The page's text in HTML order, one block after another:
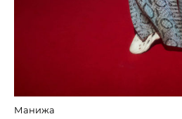
Манижа